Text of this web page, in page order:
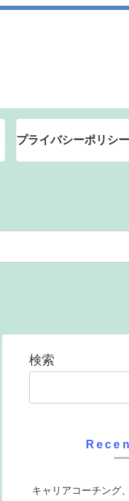
プライバシーポリシー
検索
キャリアコーチング